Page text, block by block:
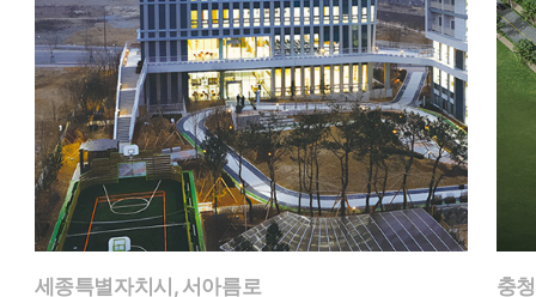
세종특별자치시, 서아름로 충